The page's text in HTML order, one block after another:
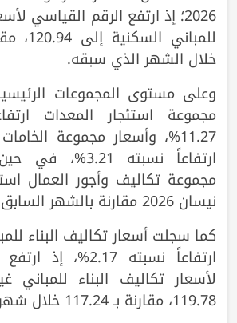
2026؛ إذ ارتفع الرقم القياسي
خلال الشهر الذي سبقه.
وعلى مستوى المجموعات
مجموعة استئجار المعدات
11.27%، وأسعار مجموعة
ارتفاعاً نسبته
مجموعة تكاليف وأجور العمال
نيسان 2026 مقارنة بالشهر السابق.
كما سجلت أسعار تكاليف البناء
ارتفاعاً نسبته
لأسعار تكاليف البناء للمباني
119.78، مقارنة بـ 117.24 خلال شهر آذار.